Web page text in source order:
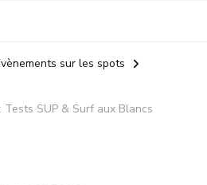
sur les spots
SUP & Surf aux Blancs